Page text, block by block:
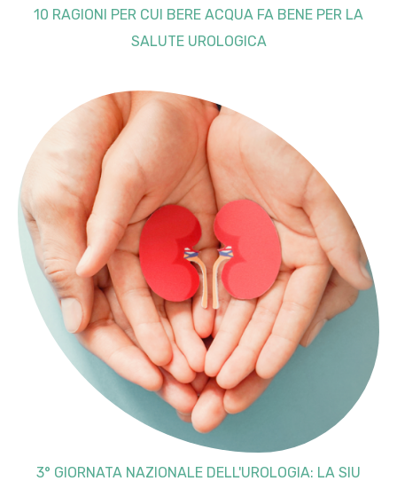
10 RAGIONI PER CUI BERE ACQUA FA BENE PER LA
SALUTE UROLOGICA
3° GIORNATA NAZIONALE DELL'UROLOGIA: LA SIU